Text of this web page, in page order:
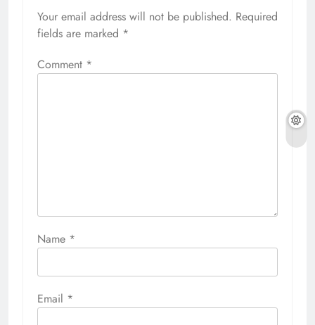
Your email address will not be published. Required
fields are marked *
Comment *
Name *
Email *